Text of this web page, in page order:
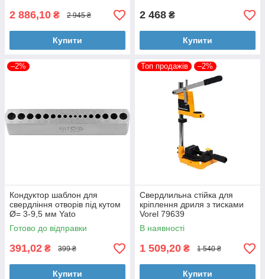
2 886,10 ₴ 2 945 ₴
Купити
2 468 ₴
Купити
–2%
Кондуктор шаблон для
свердління отворів під кутом
Ø= 3-9,5 мм Yato
Готово до відправки
391,02 ₴ 399 ₴
Купити
Топ продажів –2%
Свердлильна стійка для
кріплення дриля з тисками
Vorel 79639
В наявності
1 509,20 ₴ 1 540 ₴
Купити